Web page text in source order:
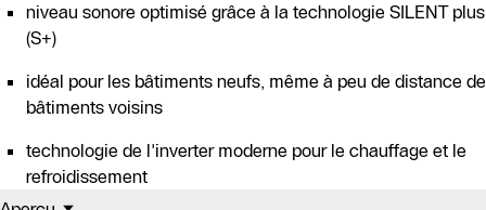
niveau sonore optimisé grâce à la technologie SILENT plus
(S+)
idéal pour les bâtiments neufs, même à peu de distance de
bâtiments voisins
technologie de l'inverter moderne pour le chauffage et le
refroidissement